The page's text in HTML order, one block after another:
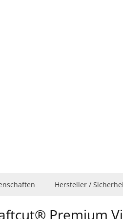
Hersteller /
Premium